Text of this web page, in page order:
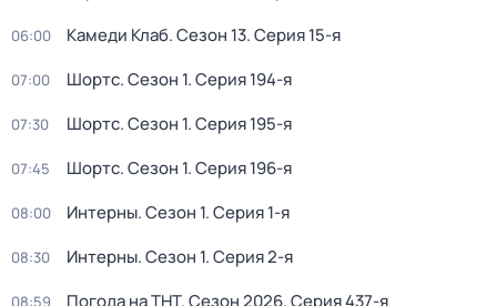
06:00 Камеди Клаб. Сезон 13. Серия 15-я
07:00 Шортс. Сезон 1. Серия 194-я
07:30 Шортс. Сезон 1. Серия 195-я
07:45 Шортс. Сезон 1. Серия 196-я
08:00 Интерны. Сезон 1. Серия 1-я
08:30 Интерны. Сезон 1. Серия 2-я
08:59 Погода на ТНТ. Сезон 2026. Серия 437-я